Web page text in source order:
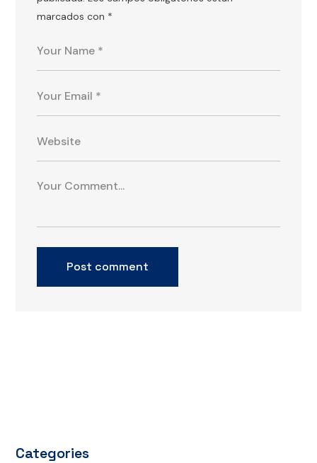
marcados con *
Categories